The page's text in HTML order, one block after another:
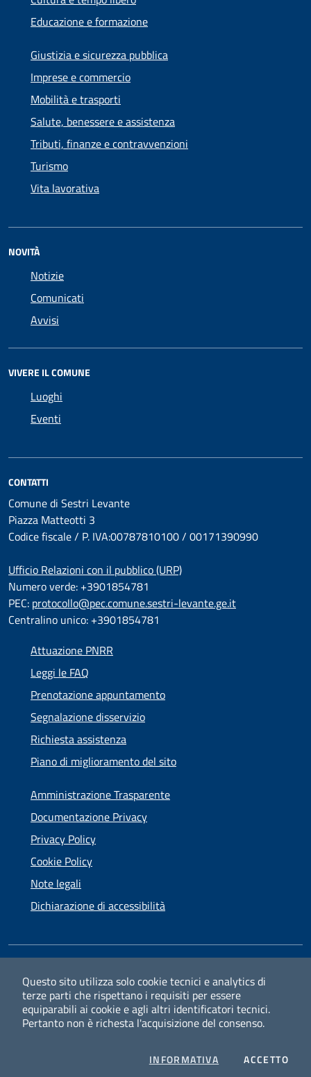
Questo sito utilizza solo cookie tecnici e analytics di
terze parti che rispettano i requisiti per essere
equiparabili ai cookie e agli altri identificatori tecnici.
Pertanto non è richesta l'acquisizione del consenso.
INFORMATIVA PRIVACYACCETTOI
Educazione e formazione
Giustizia e sicurezza pubblica
Imprese e commercio
Mobilità e trasporti
Salute, benessere e assistenza
Tributi, finanze e contravvenzioni
Turismo
Vita lavorativa
NOVITÀ
Notizie
Comunicati
Avvisi
VIVERE IL COMUNE
Luoghi
Eventi
CONTATTI
Comune di Sestri Levante
Piazza Matteotti 3
Codice fiscale / P. IVA:00787810100 / 00171390990
Ufficio Relazioni con il pubblico (URP)
Numero verde: +3901854781
PEC: protocollo@pec.comune.sestri-levante.ge.it
Centralino unico: +3901854781
Attuazione PNRR
Leggi le FAQ
Prenotazione appuntamento
Segnalazione disservizio
Richiesta assistenza
Piano di miglioramento del sito
Amministrazione Trasparente
Documentazione Privacy
Privacy Policy
Cookie Policy
Note legali
Dichiarazione di accessibilità
FacebookInstagram